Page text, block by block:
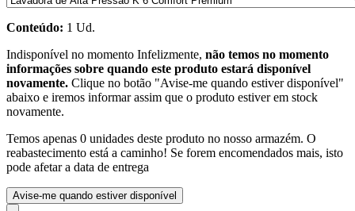
Conteúdo: 1 Ud.
Indisponível no momento Infelizmente, não temos no momento
informações sobre quando este produto estará disponível
novamente. Clique no botão "Avise-me quando estiver disponível"
abaixo e iremos informar assim que o produto estiver em stock
novamente.
Temos apenas 0 unidades deste produto no nosso armazém. O
reabastecimento está a caminho! Se forem encomendados mais, isto
pode afetar a data de entrega
Avise-me quando estiver disponível